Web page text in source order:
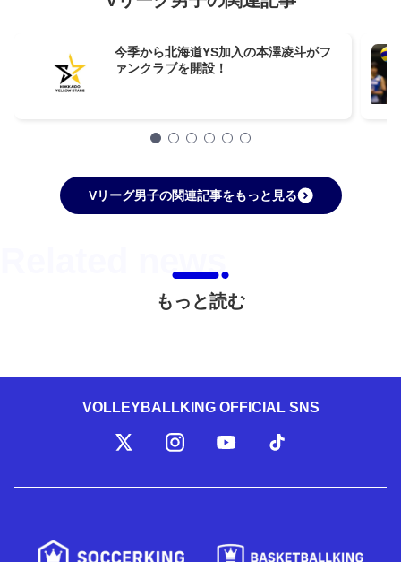
今季から北海道YS加入の本澤凌斗がフ
ァンクラブを開設！
Vリーグ男子の関連記事をもっと見る
もっと読む
VOLLEYBALLKING OFFICIAL SNS